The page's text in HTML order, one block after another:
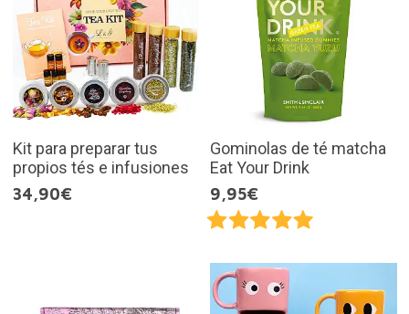
Kit para preparar tus
propios tés e infusiones
34,90€
Gominolas de té matcha
Eat Your Drink
9,95€